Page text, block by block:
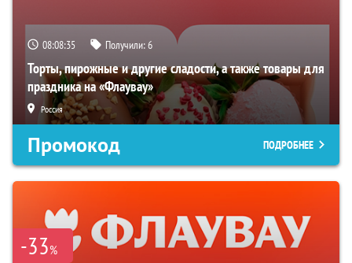
08:08:34 Получили:6
Торты, пирожные и другие сладости, а также товары для
праздника на «Флаувау»
Россия
Промокод ПОДРОБНЕЕ
-33%